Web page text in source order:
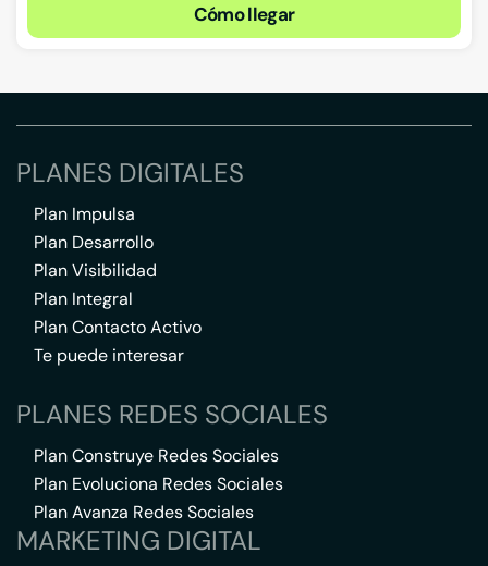
Cómo llegar
PLANES DIGITALES
Plan Impulsa
Plan Desarrollo
Plan Visibilidad
Plan Integral
Plan Contacto Activo
Te puede interesar
PLANES REDES SOCIALES
Plan Construye Redes Sociales
Plan Evoluciona Redes Sociales
Plan Avanza Redes Sociales
MARKETING DIGITAL